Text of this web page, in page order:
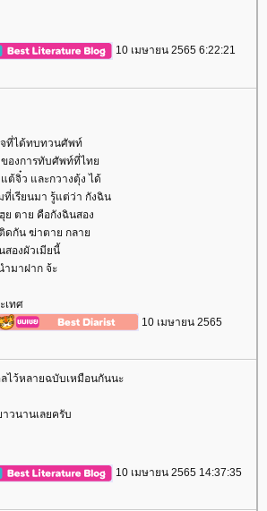
10 เมษายน 2565 6:22:21
ที่ได้ทบทวนศัพท์
องการทับศัพท์ที่ไท
จิ๋ว และกวางตุ้ง ได้
เรียนมา รู้แต่ว่า กังฉิน
ย ตาย คือกังฉินสอง
ดกัน ฆ่าตาย กลา
สองผัวเมียนี้
มาฝาก จ้ะ
เทศ
10 เมษายน 2565
ไว้หลายฉบับเหมือนกันนะ
วนานเลยครับ
10 เมษายน 2565 14:37:35